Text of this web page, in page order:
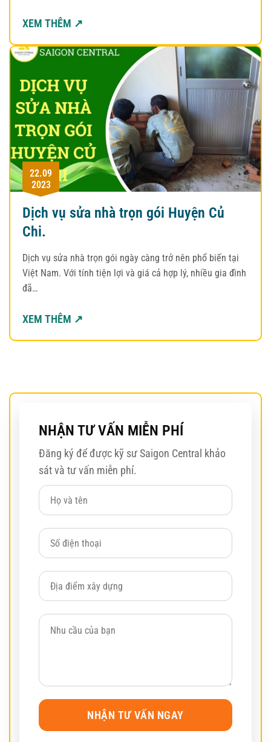
XEM THÊM ↗
22.09
2023
Dịch vụ sửa nhà trọn gói Huyện Củ
Chi.
Dịch vụ sửa nhà trọn gói ngày càng trở nên phổ biến tại
Việt Nam. Với tính tiện lợi và giá cả hợp lý, nhiều gia đình
đã…
XEM THÊM ↗
NHẬN TƯ VẤN MIỄN PHÍ
Đăng ký để được kỹ sư Saigon Central khảo
sát và tư vấn miễn phí.